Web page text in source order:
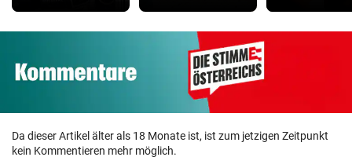
Da dieser Artikel älter als 18 Monate ist, ist zum jetzigen Zeitpunkt
kein Kommentieren mehr möglich.